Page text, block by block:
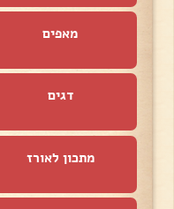
מאפים
דגים
מתכון לאורז